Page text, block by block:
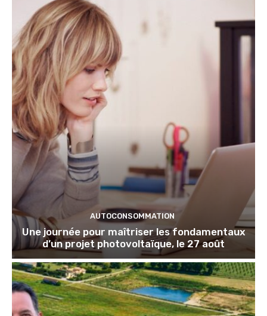
AUTOCONSOMMATION
Une journée pour maîtriser les fondamentaux
d’un projet photovoltaïque, le 27 août